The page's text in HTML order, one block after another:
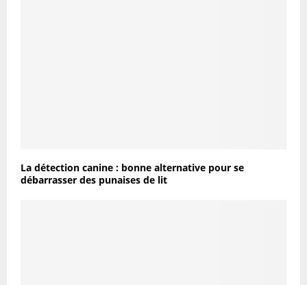
La détection canine : bonne alternative pour se
débarrasser des punaises de lit